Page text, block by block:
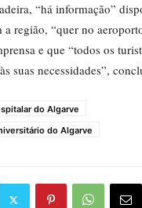
“há informação”
a região, “quer no
e que “todos os
suas necessidades”,
do Algarve
do Algarve